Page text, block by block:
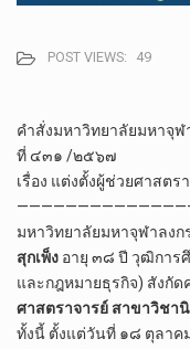
POST VIEWS: 49
คำสั่งมหาวิทยาลัยมหาจุ
ที่ ๔๓๑ /๒๕๖๗
เรื่อง แต่งตั้งผู้ช่วยศาสตร
มหาวิทยาลัยมหาจุฬาลง
สุกเพ็ง อายุ ๓๘ ปี วุฒิการ
และกฎหมายธุรกิจ) สังกั
ศาสตราจารย์​ สาขาวิชา
ทั้งนี้ ตั้งแต่วันที่ ๑๘ ตุลาค